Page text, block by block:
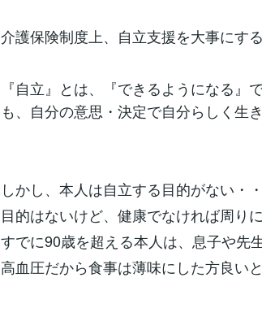
介護保険制度上、自立支援を大事にす
『自立』とは、『できるようになる
も、自分の意思・決定で自分らしく生き
しかし、本人は自立する目的がない・
目的はないけど、健康でなければ周り
すでに90歳を超える本人は、息子や先
高血圧だから食事は薄味にした方良い